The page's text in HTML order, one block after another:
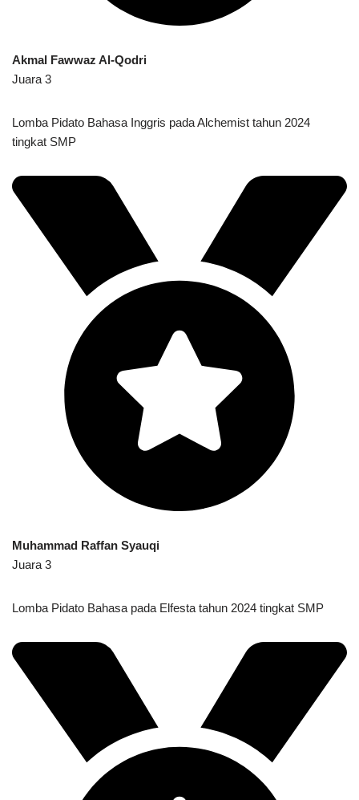
Akmal Fawwaz Al-Qodri
Juara 3
Lomba Pidato Bahasa Inggris pada Alchemist tahun 2024
tingkat SMP
Muhammad Raffan Syauqi
Juara 3
Lomba Pidato Bahasa pada Elfesta tahun 2024 tingkat SMP